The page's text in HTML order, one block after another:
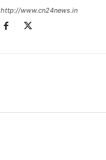
http://www.cn24news.in